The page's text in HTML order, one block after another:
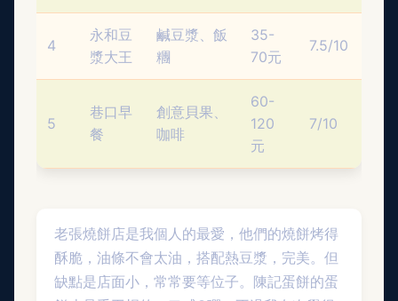
4
永和豆
漿大王
鹹豆漿、飯
糰
35-
70元
7.5/10
5
巷口早
餐
創意貝果、
咖啡
60-
120
元
7/10
老張燒餅店是我個人的最愛，他們的燒餅烤得
酥脆，油條不會太油，搭配熱豆漿，完美。但
缺點是店面小，常常要等位子。陳記蛋餅的蛋